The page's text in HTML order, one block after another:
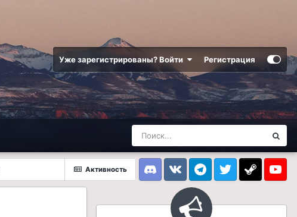
Уже зарегистрированы? Войти Регистрация
Активность
DiscordVK TelegramTwitter Steam